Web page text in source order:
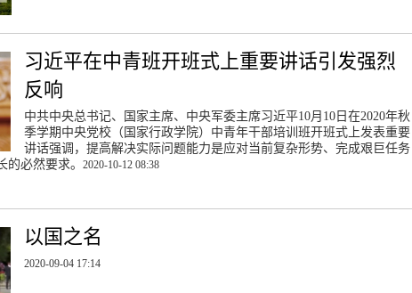
习近平在中青班开班式上重要讲话引发强烈
反响
中共中央总书记、国家主席、中央军委主席习近平10月10日在2020年秋
季学期中央党校（国家行政学院）中青年干部培训班开班式上发表重要
讲话强调，提高解决实际问题能力是应对当前复杂形势、完成艰巨任务
的必然要求。 2020-10-12 08:38
以国之名
2020-09-04 17:14